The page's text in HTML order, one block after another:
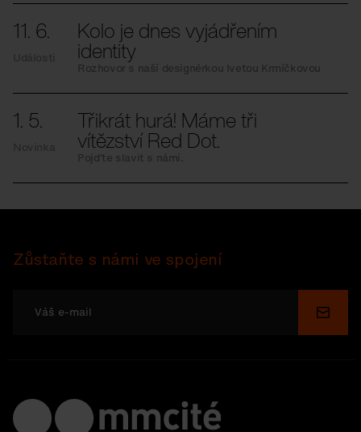
11. 6.
Události
Kolo je dnes vyjádřením
identity
Rozhovor s naší designérkou Ivetou Krmíčkovou
1. 5.
Novinka
Třikrát hurá! Máme tři
vítězství Red Dot.
Pojďte slavit s námi.
Zůstaňte s námi ve spojení